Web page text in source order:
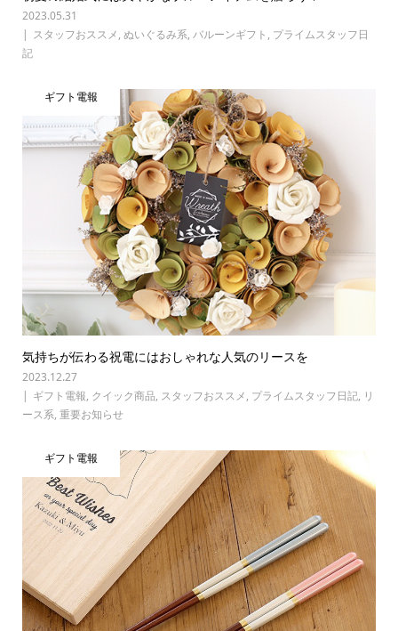
2023.05.31
スタッフおススメ, ぬいぐるみ系, バルーンギフト , プライムスタッフ日
記
ギフト電報
気持ちが伝わる祝電にはおしゃれな人気のリースを
2023.12.27
ギフト電報, クイック商品, スタッフおススメ, プライムスタッフ日記, リ
ース系, 重要お知らせ
ギフト電報